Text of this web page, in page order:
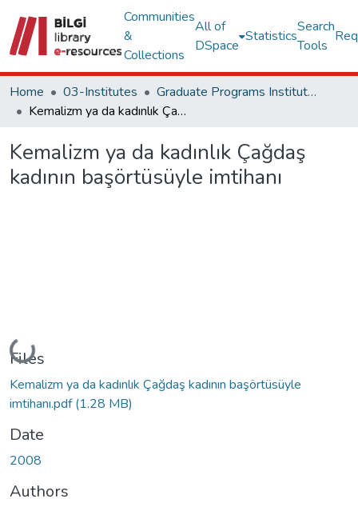
Communities
&
Collections
All of
DSpace
Statistics
Search
Tools
Home 03-Institutes
Graduate Programs Institute Thesis Collection
Kemalizm ya da kadınlık Çağdaş kadının başörtüsüyle imtihanı
Kemalizm ya da kadınlık Çağdaş
kadının başörtüsüyle imtihanı
Loading...
Files
Kemalizm ya da kadınlık Çağdaş kadının başörtüsüyle
imtihanı.pdf(1.28 MB)
Date
2008
Authors